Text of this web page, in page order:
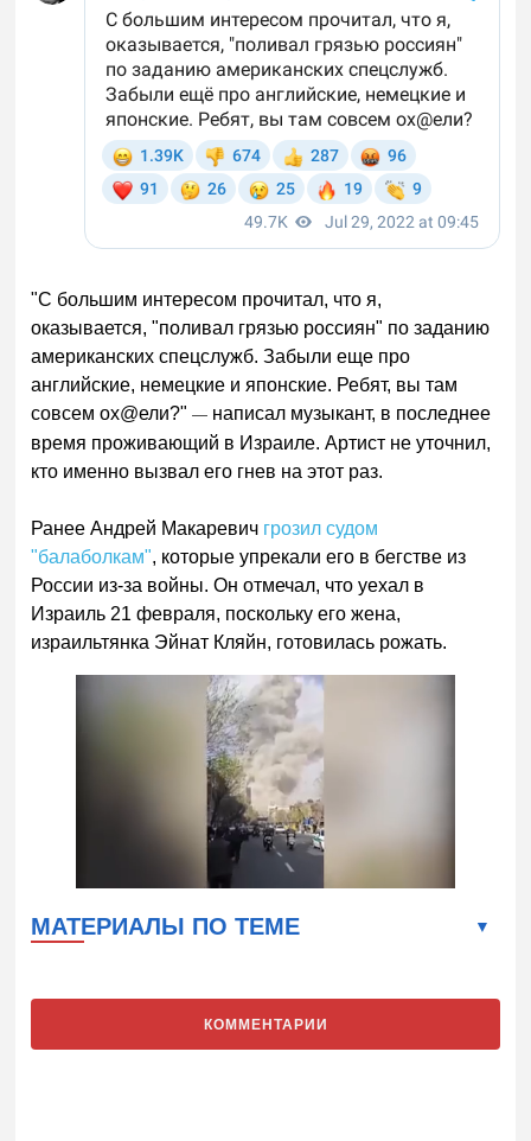
"С большим интересом прочитал, что я,
оказывается, "поливал грязью россиян" по заданию
американских спецслужб. Забыли еще про
английские, немецкие и японские. Ребят, вы там
совсем ох@ели?"— написал музыкант, в последнее
время проживающий в Израиле. Артист не уточнил,
кто именно вызвал его гнев на этот раз.
Ранее Андрей Макаревич грозил судом
"балаболкам", которые упрекали его в бегстве из
России из-за войны. Он отмечал, что уехал в
Израиль 21 февраля, поскольку его жена,
израильтянка Эйнат Кляйн, готовилась рожать.
МАТЕРИАЛЫ ПО ТЕМЕ
КОММЕНТАРИИ